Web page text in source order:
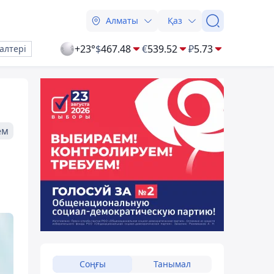
Алматы Қаз
+23°$467.48 €539.52 ₽5.73
Соңғы Танымал